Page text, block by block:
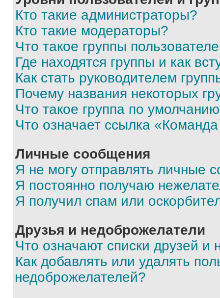
Кто такие администраторы?
Кто такие модераторы?
Что такое группы
Где находятся группы и как
Как стать руководителем
Почему названия некоторых
Что такое группа по
Что означает ссылка
Личные сообщения
Я не могу отправлять личные
Я постоянно получаю
Я получил спам или
Друзья и недоброжелатели
Что означают списки друзей и
Как добавлять или удалять
недоброжелателей?